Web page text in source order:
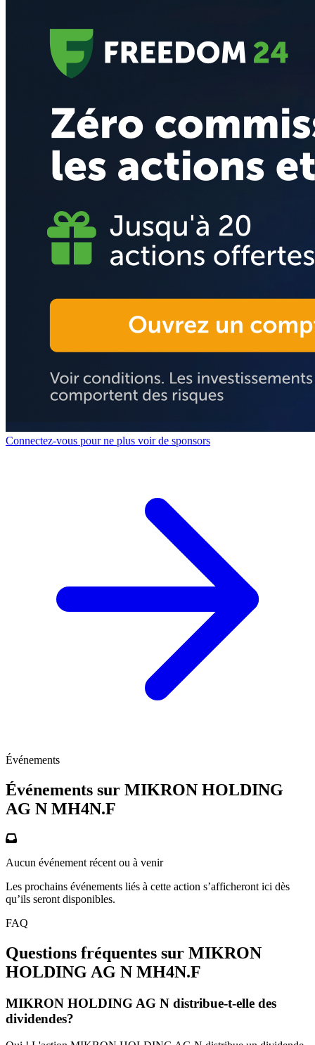
Connectez-vous pour ne plus voir de sponsors
Événements
Événements sur MIKRON HOLDING
AG N MH4N.F
Aucun événement récent ou à venir
Les prochains événements liés à cette action s’afficheront ici dès
qu’ils seront disponibles.
FAQ
Questions fréquentes sur MIKRON
HOLDING AG N MH4N.F
MIKRON HOLDING AG N distribue-t-elle des
dividendes?